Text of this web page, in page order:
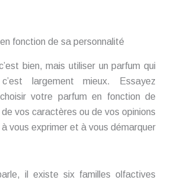
fonction de sa personnalité
bien, mais utiliser un parfum qui
largement mieux. Essayez
votre parfum en fonction de
vos caractères ou de vos opinions
à vous exprimer et à vous démarquer
il existe six familles olfactives